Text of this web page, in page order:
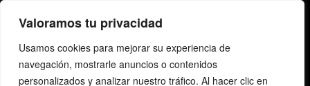
Valoramos tu privacidad
Usamos cookies para mejorar su experiencia de
navegación, mostrarle anuncios o contenidos
personalizados y analizar nuestro tráfico. Al hacer clic en
944 169 430
SUSCRIPCIONES